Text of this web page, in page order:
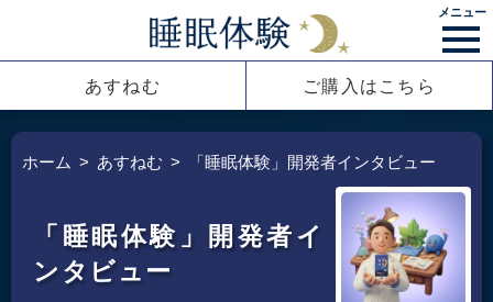
あすねむ ご購入はこちら
メニュー
ホーム あすねむ 「睡眠体験」開発者インタビュー
「睡眠体験」開発者イ
ンタビュー